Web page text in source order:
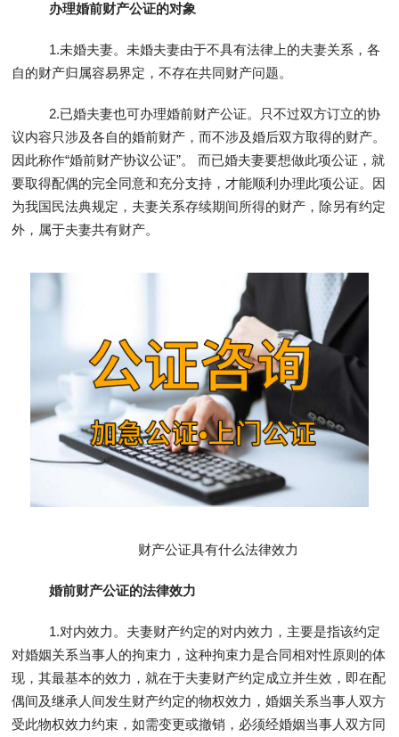
办理婚前财产公证的对象
1.未婚夫妻。未婚夫妻由于不具有法律上的夫妻关系，各
自的财产归属容易界定，不存在共同财产问题。
2.已婚夫妻也可办理婚前财产公证。只不过双方订立的协
议内容只涉及各自的婚前财产，而不涉及婚后双方取得的财产。
因此称作“婚前财产协议公证”。 而已婚夫妻要想做此项公证，就
要取得配偶的完全同意和充分支持，才能顺利办理此项公证。因
为我国民法典规定，夫妻关系存续期间所得的财产，除另有约定
外，属于夫妻共有财产。
财产公证具有什么法律效力
婚前财产公证的法律效力
1.对内效力。夫妻财产约定的对内效力，主要是指该约定
对婚姻关系当事人的拘束力，这种拘束力是合同相对性原则的体
现，其最基本的效力，就在于夫妻财产约定成立并生效，即在配
偶间及继承人间发生财产约定的物权效力，婚姻关系当事人双方
受此物权效力约束，如需变更或撤销，必须经婚姻当事人双方同